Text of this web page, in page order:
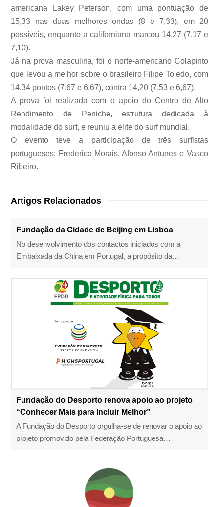
americana Lakey Peterson, com uma pontuação de
15,33 nas duas melhores ondas (8 e 7,33), em 20
possíveis, enquanto a californiana marcou 14,27 (7,17 e
7,10).
Já na prova masculina, foi o norte-americano Colapinto
que levou a melhor sobre o brasileiro Filipe Toledo, com
14,34 pontos (7,67 e 6,67), contra 14,20 (7,53 e 6,67).
A prova foi realizada com o apoio do Centro de Alto
Rendimento de Peniche, estrutura dedicada à
modalidade do surf, e reuniu a elite do surf mundial.
O evento teve a participação de três surfistas
portugueses: Frederico Morais, Afonso Antunes e Vasco
Ribeiro.
Artigos Relacionados
Fundação da Cidade de Beijing em Lisboa
No desenvolvimento dos contactos iniciados com a
Embaixada da China em Portugal, a propósito da…
Fundação do Desporto renova apoio ao projeto
“Conhecer Mais para Incluir Melhor”
A Fundação do Desporto orgulha-se de renovar o apoio ao
projeto promovido pela Federação Portuguesa…